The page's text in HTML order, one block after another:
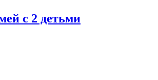
с 2 детьми